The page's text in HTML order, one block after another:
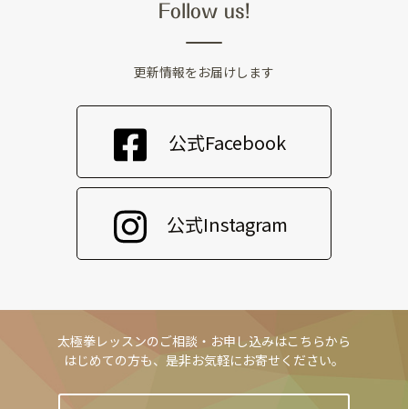
Follow us!
更新情報をお届けします
公式Facebook
公式Instagram
太極拳レッスンのご相談・お申し込みはこちらから
はじめての方も、是非お気軽にお寄せください。